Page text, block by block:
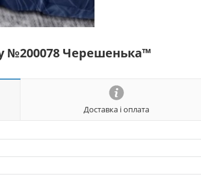
№200078 Черешенька™
Доставка і оплата